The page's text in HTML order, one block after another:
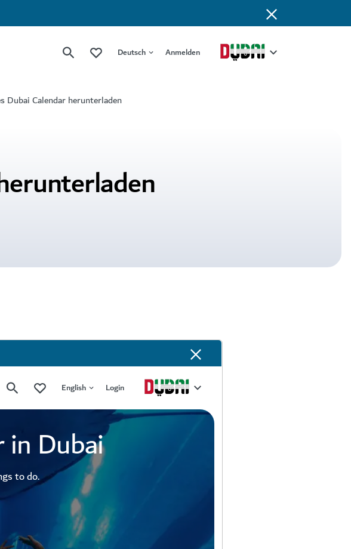
Deutsch Anmelden
Dubai Calendar herunterladen